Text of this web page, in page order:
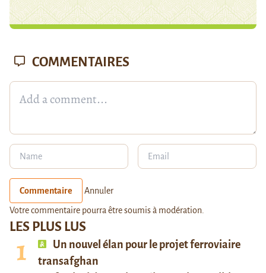
LES PLUS LUS
Un nouvel élan pour le projet ferroviaire
transafghan
COMMENTAIRES
Commentaire Annuler
Votre commentaire pourra être soumis à modération.